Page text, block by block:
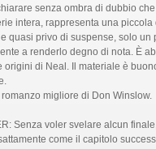
senza ombra di dubbio
intera, rappresenta una piccola
quasi privo di suspense, solo un
a renderlo degno di nota. È
origini di Neal. Il materiale è
migliore di Don Winslow.
Senza voler svelare alcun
come il capitolo